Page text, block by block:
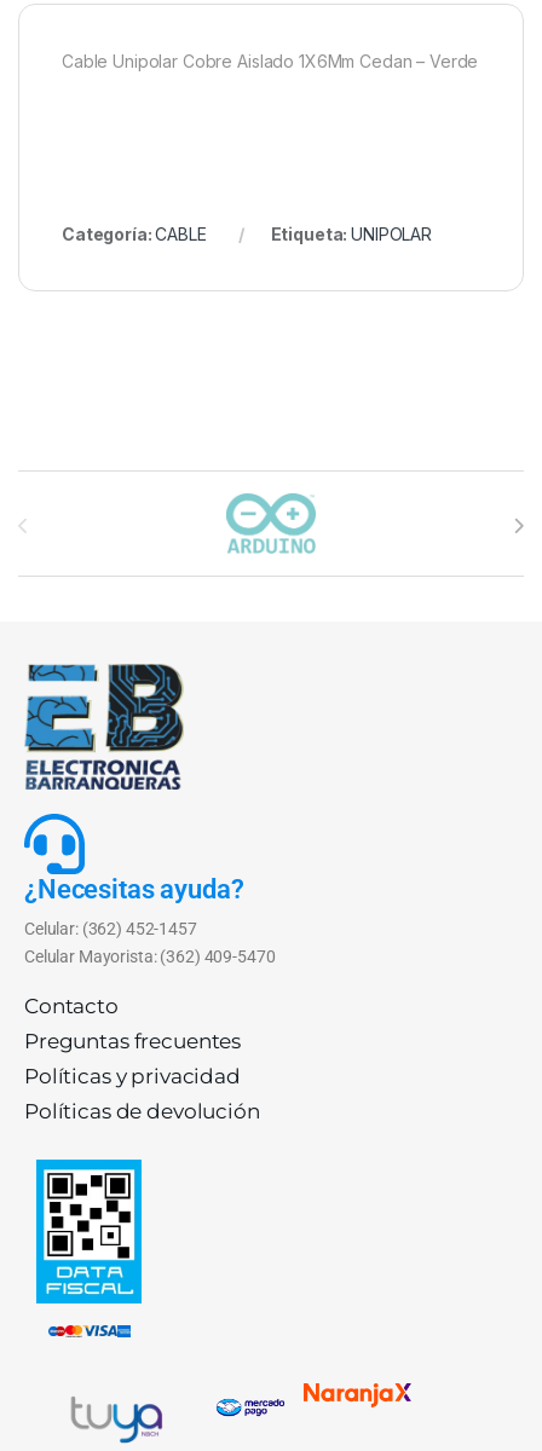
Cable Unipolar Cobre Aislado 1X6Mm Cedan – Verde
Categoría:CABLE Etiqueta:UNIPOLAR
Carrusel de marcas
¿Necesitas ayuda?
Celular: (362) 452-1457
Celular Mayorista: (362) 409-5470
Contacto
Preguntas frecuentes
Políticas y privacidad
Políticas de devolución